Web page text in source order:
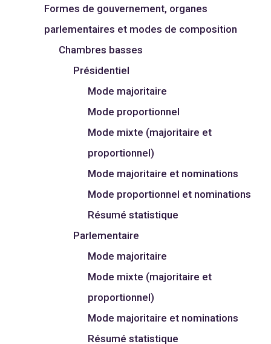
Formes de gouvernement, organes
parlementaires et modes de composition
Chambres basses
Présidentiel
Mode majoritaire
Mode proportionnel
Mode mixte (majoritaire et
proportionnel)
Mode majoritaire et nominations
Mode proportionnel et nominations
Résumé statistique
Parlementaire
Mode majoritaire
Mode mixte (majoritaire et
proportionnel)
Mode majoritaire et nominations
Résumé statistique